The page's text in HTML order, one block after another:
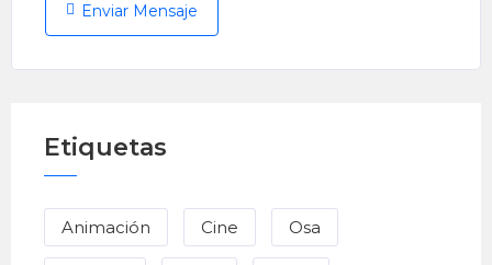
Enviar Mensaje
Etiquetas
Animación Cine Osa